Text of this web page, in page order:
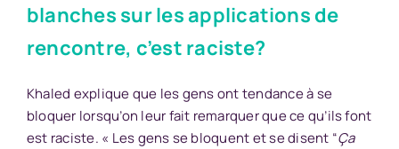
blanches sur les applications de
rencontre, c’est raciste?
Khaled explique que les gens ont tendance à se
bloquer lorsqu’on leur fait remarquer que ce qu’ils font
est raciste. « Les gens se bloquent et se disent “Ça